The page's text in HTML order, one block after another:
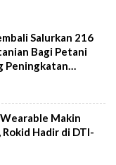
Salurkan 216
Bagi Petani
Peningkatan
Makin
Hadir di DTI-